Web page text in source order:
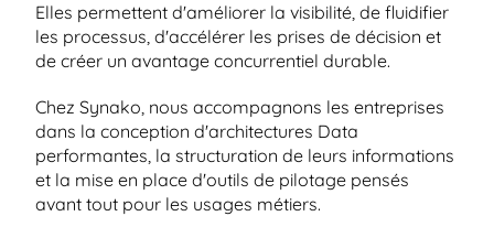
Elles permettent d'améliorer la visibilité, de fluidifier
les processus, d'accélérer les prises de décision et
de créer un avantage concurrentiel durable.
Chez Synako, nous accompagnons les entreprises
dans la conception d'architectures Data
performantes, la structuration de leurs informations
et la mise en place d'outils de pilotage pensés
avant tout pour les usages métiers.